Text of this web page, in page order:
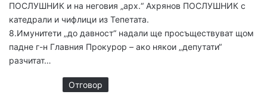
ПОСЛУШНИК и на неговия „арх.“ Ахрянов ПОСЛУШНИК с
катедрали и чифлици из Тепетата.
8.Имунитети „до давност“ надали ще просъществуват щом
падне г-н Главния Прокурор – ако някои „депутати“
разчитат…
Отговор